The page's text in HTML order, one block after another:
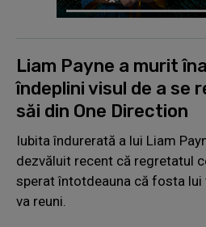
Liam Payne a murit
îndeplini visul de a se
săi din One Direction
Iubita îndurerată a lui Liam
dezvăluit recent că regretatul
sperat întotdeauna că fosta lui
va reuni.